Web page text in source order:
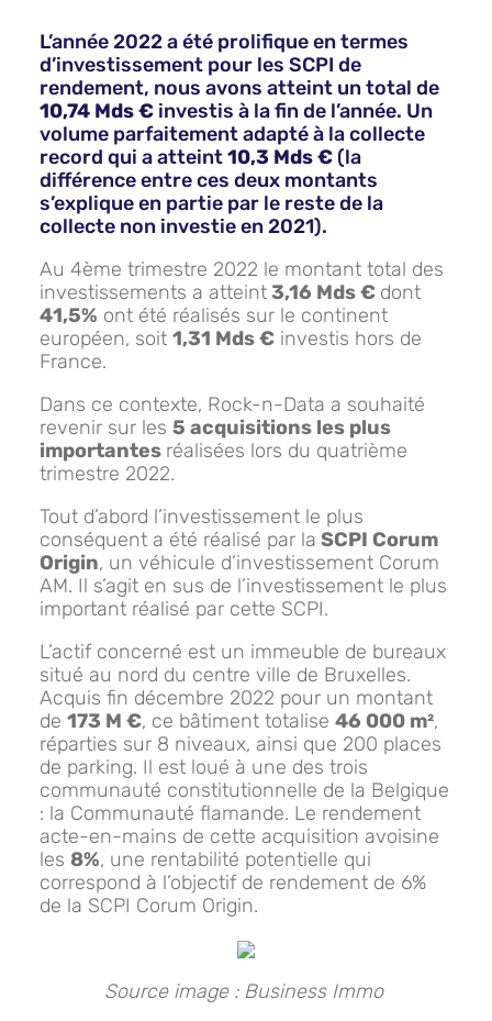
L’année 2022 a été prolifique en termes
d’investissement pour les SCPI de
rendement, nous avons atteint un total de
10,74 Mds € investis à la fin de l’année. Un
volume parfaitement adapté à la collecte
record qui a atteint10,3 Mds € (la
différence entre ces deux montants
s’explique en partie par le reste de la
collecte non investie en 2021).
Au 4ème trimestre 2022 le montant total des
investissements a atteint3,16 Mds € dont
41,5% ont été réalisés sur le continent
européen, soit 1,31 Mds € investis hors de
France.
Dans ce contexte, Rock-n-Data a souhaité
revenir sur les 5 acquisitions les plus
importantes réalisées lors du quatrième
trimestre 2022.
Tout d’abord l’investissement le plus
conséquent a été réalisé par la SCPI Corum
Origin, un véhicule d’investissement Corum
AM. Il s’agit en sus de l’investissement le plus
important réalisé par cette SCPI.
L’actif concerné est un immeuble de bureaux
situé au nord du centre ville de Bruxelles.
Acquis fin décembre 2022 pour un montant
de 173 M €, ce bâtiment totalise 46 000 m²,
réparties sur 8 niveaux, ainsi que 200 places
de parking. Il est loué à une des trois
communauté constitutionnelle de la Belgique
: la Communauté flamande. Le rendement
acte-en-mains de cette acquisition avoisine
les 8%, une rentabilité potentielle qui
correspond à l’objectif de rendement de 6%
de la SCPI Corum Origin.
Source image : Business Immo